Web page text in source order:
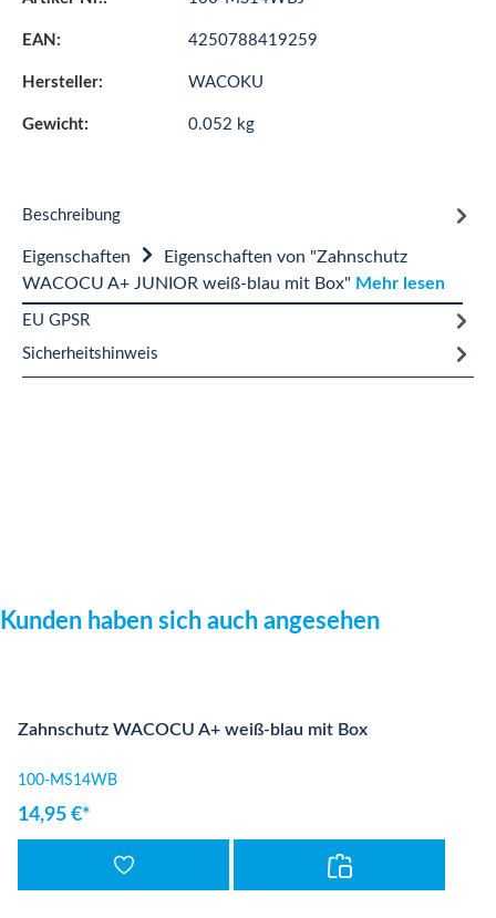
EAN: 4250788419259
Hersteller: WACOKU
Gewicht: 0.052 kg
Beschreibung
Eigenschaften
Eigenschaften von "Zahnschutz
WACOCU A+ JUNIOR weiß-blau mit Box" Mehr lesen
EU GPSR
Sicherheitshinweis
Produktgalerie überspringen
Kunden haben sich auch angesehen
Zahnschutz WACOCU A+ weiß-blau mit Box
100-MS14WB
14,95 €*